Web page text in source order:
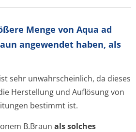
Menge von Aqua ad
angewendet haben, als
sehr unwahrscheinlich, da dieses
Herstellung und Auflösung von
bestimmt ist.
B.Braun als solches